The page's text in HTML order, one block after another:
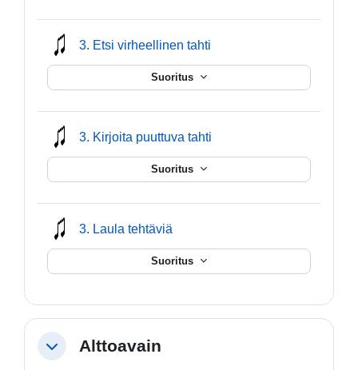
3. Etsi virheellinen tahti
Suoritus
3. Kirjoita puuttuva tahti
Suoritus
3. Laula tehtäviä
Suoritus
TiivistäAlttoavain